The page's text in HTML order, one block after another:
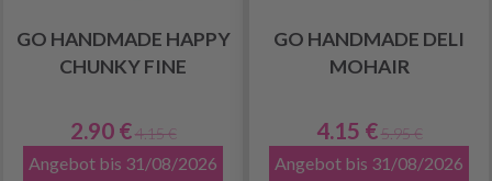
GO HANDMADE HAPPY
CHUNKY FINE
2.90 € 4.15 €
Angebot bis 31/08/2026
GO HANDMADE DELI
MOHAIR
4.15 € 5.95 €
Angebot bis 31/08/2026